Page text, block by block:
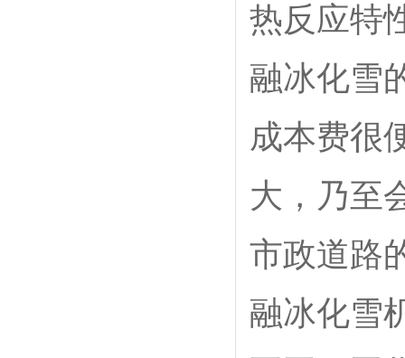
热反应特
融冰化雪
成本费很
大，乃至
市政道路
融冰化雪